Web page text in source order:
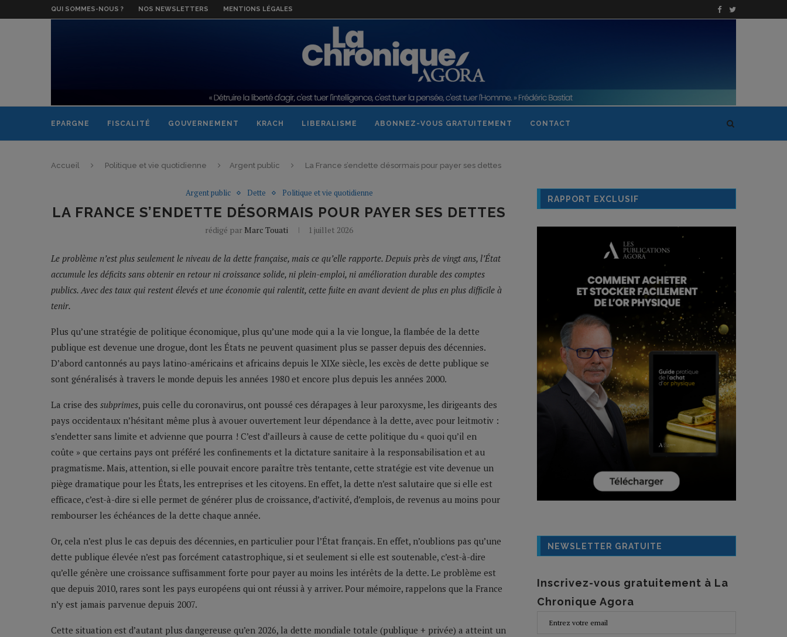
QUI SOMMES-NOUS ? NOS NEWSLETTERS MENTIONS LÉGALES
EPARGNE FISCALITÉ GOUVERNEMENT KRACH LIBERALISME ABONNEZ-VOUS GRATUITEMENT CONTACT
Accueil Politique et vie quotidienne Argent public La France s’endette désormais pour payer ses dettes
Argent public Dette Politique et vie quotidienne
LA FRANCE S’ENDETTE DÉSORMAIS POUR PAYER SES DETTES
rédigé par Marc Touati 1 juillet 2026
Le problème n’est plus seulement le niveau de la dette française, mais ce qu’elle rapporte. Depuis près de vingt ans, l’État
accumule les déficits sans obtenir en retour ni croissance solide, ni plein-emploi, ni amélioration durable des comptes
publics. Avec des taux qui restent élevés et une économie qui ralentit, cette fuite en avant devient de plus en plus difficile à
tenir.
Plus qu’une stratégie de politique économique, plus qu’une mode qui a la vie longue, la flambée de la dette
publique est devenue une drogue, dont les États ne peuvent quasiment plus se passer depuis des décennies.
D’abord cantonnés au pays latino-américains et africains depuis le XIXe siècle, les excès de dette publique se
sont généralisés à travers le monde depuis les années 1980 et encore plus depuis les années 2000.
La crise des subprimes, puis celle du coronavirus, ont poussé ces dérapages à leur paroxysme, les dirigeants des
pays occidentaux n’hésitant même plus à avouer ouvertement leur dépendance à la dette, avec pour leitmotiv :
s’endetter sans limite et advienne que pourra ! C’est d’ailleurs à cause de cette politique du « quoi qu’il en
coûte » que certains pays ont préféré les confinements et la dictature sanitaire à la responsabilisation et au
pragmatisme. Mais, attention, si elle pouvait encore paraître très tentante, cette stratégie est vite devenue un
piège dramatique pour les États, les entreprises et les citoyens. En effet, la dette n’est salutaire que si elle est
efficace, c’est-à-dire si elle permet de générer plus de croissance, d’activité, d’emplois, de revenus au moins pour
rembourser les échéances de la dette chaque année.
Or, cela n’est plus le cas depuis des décennies, en particulier pour l’État français. En effet, n’oublions pas qu’une
dette publique élevée n’est pas forcément catastrophique, si et seulement si elle est soutenable, c’est-à-dire
qu’elle génère une croissance suffisamment forte pour payer au moins les intérêts de la dette. Le problème est
que depuis 2010, rares sont les pays européens qui ont réussi à y arriver. Pour mémoire, rappelons que la France
n’y est jamais parvenue depuis 2007.
Cette situation est d’autant plus dangereuse qu’en 2026, la dette mondiale totale (publique + privée) a atteint un
RAPPORT EXCLUSIF
NEWSLETTER GRATUITE
Inscrivez-vous gratuitement à La
Chronique Agora